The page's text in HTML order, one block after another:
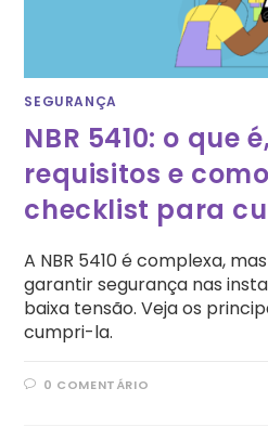
SEGURANÇA
NBR 5410: o que
requisitos e
checklist para
A NBR 5410 é complexa,
garantir segurança nas
baixa tensão. Veja os
cumpri-la.
0 COMENTÁRIO